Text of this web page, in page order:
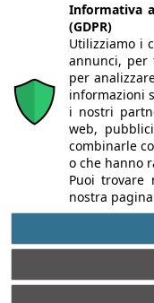
Chi siamo Autori
Infobuild è testata
Informativa
(GDPR)
Utilizziamo i
annunci, per
per
informazioni
i nostri
web,
combinarle
o che hanno
Puoi trovare
nostra pagina